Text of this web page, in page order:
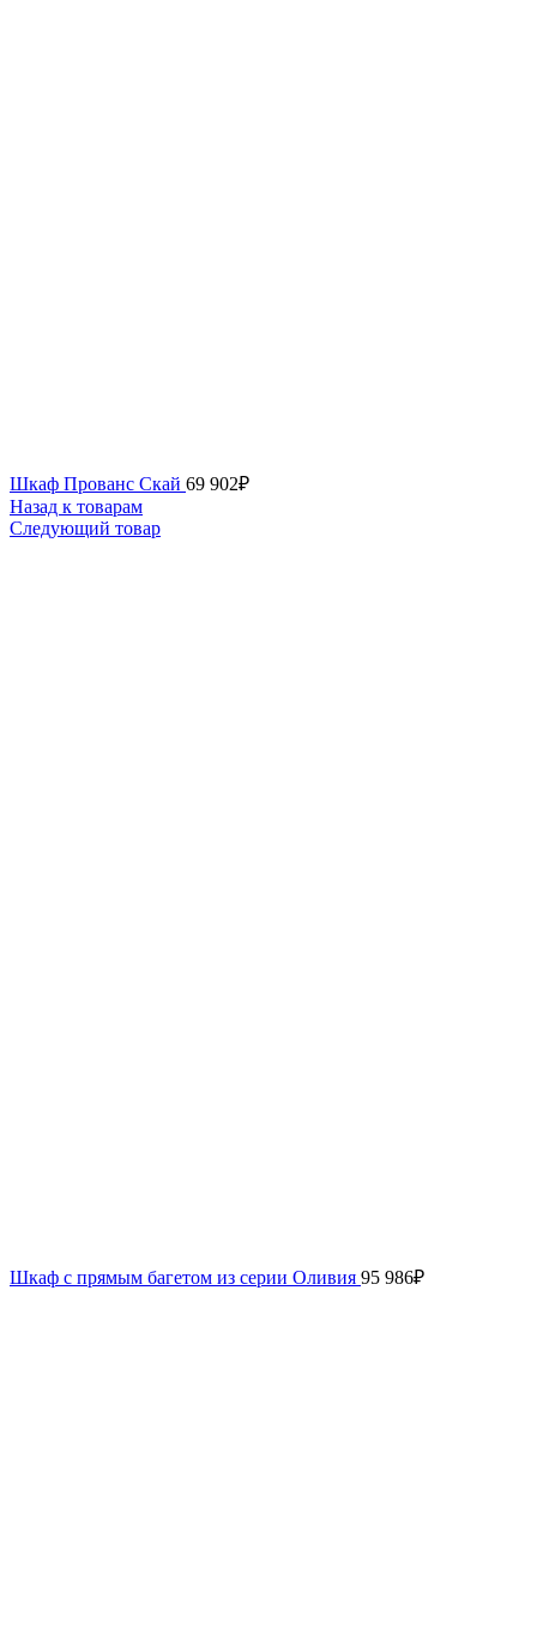
Шкаф Прованс Скай 69 902₽
Назад к товарам
Следующий товар
Шкаф с прямым багетом из серии Оливия 95 986₽